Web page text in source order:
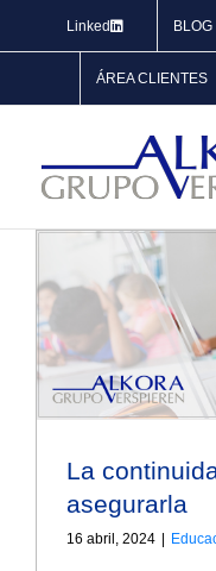
contenido
Linked BLOG
ÁREA CLIENTES
La
asegurarla
16 abril, 2024